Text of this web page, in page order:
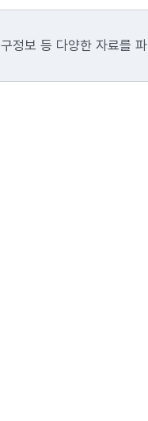
정보 등 다양한 자료를